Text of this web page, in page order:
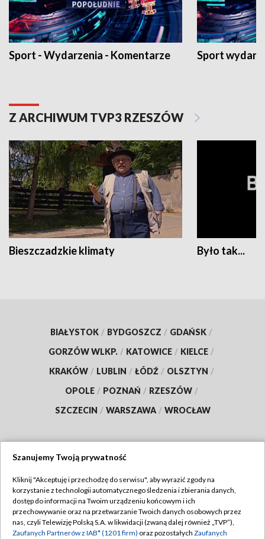
Sport - Wydarzenia - Komentarze Sport
Z ARCHIWUM TVP3 RZESZÓW
Bieszczadzkie klimaty Było tak...
BIAŁYSTOK / BYDGOSZCZ / GDAŃSK /
GORZÓW WLKP. / KATOWICE / KIELCE /
KRAKÓW / LUBLIN / ŁÓDŹ / OLSZTYN /
OPOLE / POZNAŃ / RZESZÓW /
SZCZECIN / WARSZAWA / WROCŁAW
TVP
Abonament TVP
Emisja w TVP
Regulamin TVP
Polityka prywatności
Szanujemy Twoją prywatność
Kliknij "Akceptuję i przechodzę do serwisu", aby wyrazić zgody na
korzystanie z technologii automatycznego śledzenia i zbierania danych,
dostęp do informacji na Twoim urządzeniu końcowym i ich
przechowywanie oraz na przetwarzanie Twoich danych osobowych przez
nas, czyli Telewizję Polską S.A. w likwidacji (zwaną dalej również „TVP”),
Zaufanych Partnerów z IAB* (1201 firm) oraz pozostałych Zaufanych